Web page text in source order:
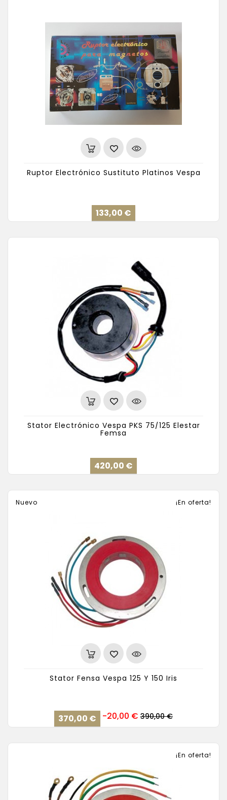
Ruptor Electrónico Sustituto Platinos Vespa
133,00 €
Stator Electrónico Vespa PKS 75/125 Elestar
Femsa
420,00 €
¡En oferta!
Nuevo
Stator Fensa Vespa 125 Y 150 Iris
370,00 € Precio
base
-20,00 € 390,00 €Precio
¡En oferta!